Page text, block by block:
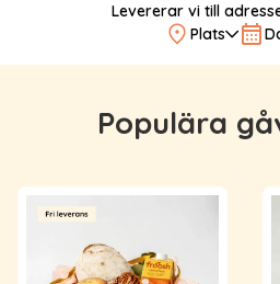
Levererar vi till
Plats
Populära